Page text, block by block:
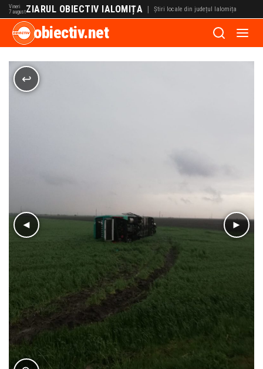
Vineri
7 augustZIARUL OBIECTIV IALOMIȚA | Știri locale din județul Ialomița
obiectiv.net